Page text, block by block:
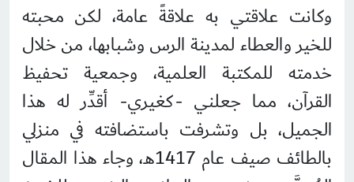
وكانت علاقتي به علاقةً عامة، لكن محبته
للخير والعطاء لمدينة الرس وشبابها، من خلال
خدمته للمكتبة العلمية، وجمعية تحفيظ
القرآن، مما جعلني -كغيري- أقدِّر له هذا
الجميل، بل وتشرفت باستضافته في منزلي
بالطائف صيف عام 1417هـ، وجاء هذا المقال